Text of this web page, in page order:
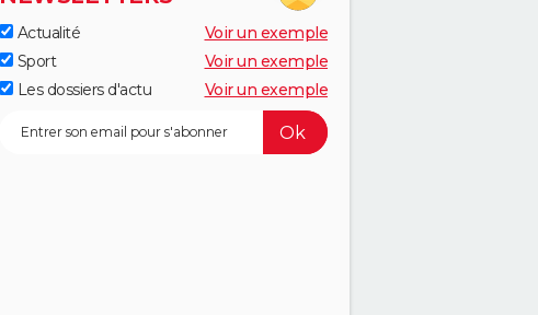
Actualité
Voir un exemple
Sport
Voir un exemple
Les dossiers d'actu
Voir un exemple